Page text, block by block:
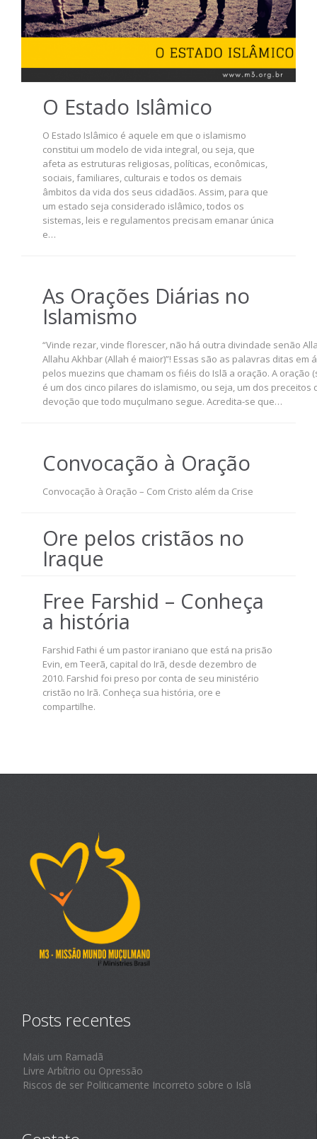
O Estado Islâmico
O Estado Islâmico é aquele em que o islamismo
constitui um modelo de vida integral, ou seja, que
afeta as estruturas religiosas, políticas, econômicas,
sociais, familiares, culturais e todos os demais
âmbitos da vida dos seus cidadãos. Assim, para que
um estado seja considerado islâmico, todos os
sistemas, leis e regulamentos precisam emanar única
e…
As Orações Diárias no
Islamismo
“Vinde rezar, vinde florescer, não há outra divindade senão
Allahu Akhbar (Allah é maior)”! Essas são as palavras ditas em
pelos muezins que chamam os fiéis do Islã a oração. A oração
é um dos cinco pilares do islamismo, ou seja, um dos preceitos
devoção que todo muçulmano segue. Acredita-se que…
Convocação à Oração
Convocação à Oração – Com Cristo além da Crise
Ore pelos cristãos no
Iraque
Free Farshid – Conheça
a história
Farshid Fathi é um pastor iraniano que está na prisão
Evin, em Teerã, capital do Irã, desde dezembro de
2010. Farshid foi preso por conta de seu ministério
cristão no Irã. Conheça sua história, ore e
compartilhe.
Posts recentes
Mais um Ramadã
Livre Arbítrio ou Opressão
Riscos de ser Politicamente Incorreto sobre o Islã